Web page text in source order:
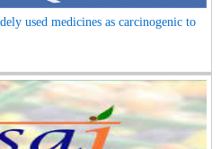
used medicines as carcinogenic to